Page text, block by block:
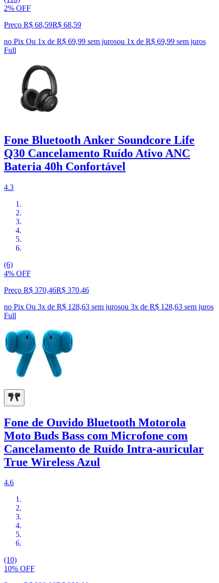
2% OFF
Preço R$ 68,59R$ 68,59
no Pix Ou 1x de R$ 69,99 sem jurosou 1x de R$ 69,99 sem juros
Full
Fone Bluetooth Anker Soundcore Life
Q30 Cancelamento Ruído Ativo ANC
Bateria 40h Confortável
4.3
(6)
4% OFF
Preço R$ 370,46R$ 370,46
no Pix Ou 3x de R$ 128,63 sem jurosou 3x de R$ 128,63 sem juros
Full
Fone de Ouvido Bluetooth Motorola
Moto Buds Bass com Microfone com
Cancelamento de Ruído Intra-auricular
True Wireless Azul
4.6
(10)
10% OFF